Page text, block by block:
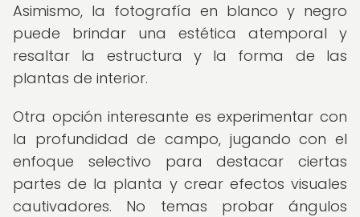
Asimismo, la fotografía en blanco y negro
puede brindar una estética atemporal y
resaltar la estructura y la forma de las
plantas de interior.
Otra opción interesante es experimentar con
la profundidad de campo, jugando con el
enfoque selectivo para destacar ciertas
partes de la planta y crear efectos visuales
cautivadores. No temas probar ángulos